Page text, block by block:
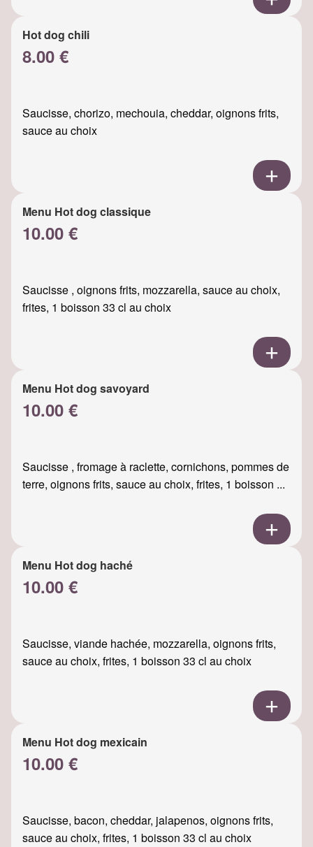
Hot dog chili
8.00 €
Saucisse, chorizo, mechouia, cheddar, oignons frits,
sauce au choix
Menu Hot dog classique
10.00 €
Saucisse , oignons frits, mozzarella, sauce au choix,
frites, 1 boisson 33 cl au choix
Menu Hot dog savoyard
10.00 €
Saucisse , fromage à raclette, cornichons, pommes de
terre, oignons frits, sauce au choix, frites, 1 boisson ...
Menu Hot dog haché
10.00 €
Saucisse, viande hachée, mozzarella, oignons frits,
sauce au choix, frites, 1 boisson 33 cl au choix
Menu Hot dog mexicain
10.00 €
Saucisse, bacon, cheddar, jalapenos, oignons frits,
sauce au choix, frites, 1 boisson 33 cl au choix